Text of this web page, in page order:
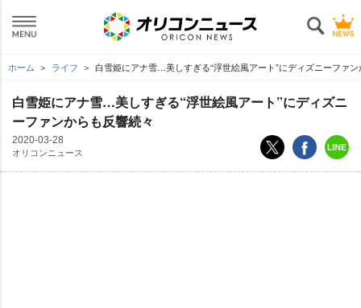
ホーム ライフ 白雪姫にアナ雪…美しすぎる“浮世絵風アート”にディズニーファ
白雪姫にアナ雪…美しすぎる“浮世絵風アート”にディズニ
ーファンからも反響続々
2020-03-28
オリコンニュース